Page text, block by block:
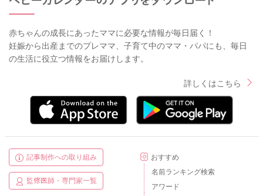
赤ちゃんの成長にあったママに必要な情報が毎日届く！
妊娠から出産までのプレママ、子育て中のママ・パパにも、毎日
の生活に役立つ情報をお届けします。
詳しくはこちら
記事制作への取り組み
監修医師・専門家一覧
おすすめ
名前ランキング検索
アワード